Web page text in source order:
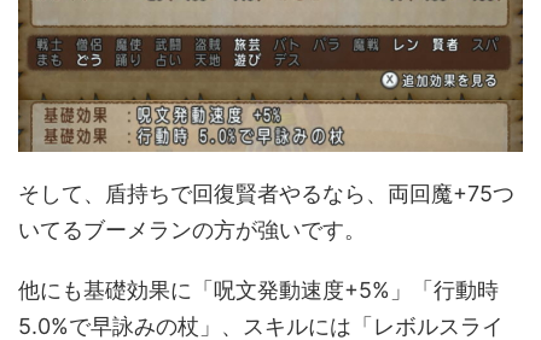
そして、盾持ちで回復賢者やるなら、両回魔+75つ
いてるブーメランの方が強いです。
他にも基礎効果に「呪文発動速度+5%」「行動時
5.0%で早詠みの杖」、スキルには「レボルスライ